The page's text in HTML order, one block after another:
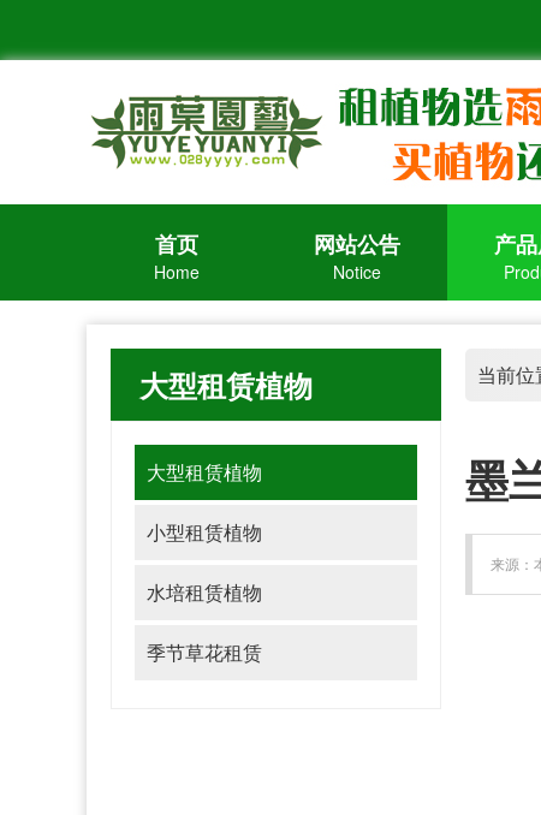
首页
Home
网站公告
Notice
产
大型租赁植物
大型租赁植物
小型租赁植物
水培租赁植物
季节草花租赁
当前位
墨
来源：